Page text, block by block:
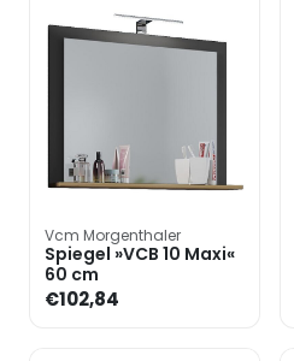
Vcm Morgenthaler
Spiegel »VCB 10 Maxi«
60 cm
€102,84